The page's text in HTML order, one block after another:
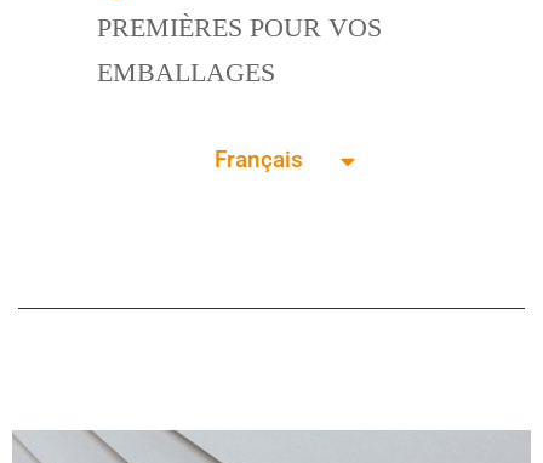
PREMIÈRES POUR VOS
EMBALLAGES
Français
English